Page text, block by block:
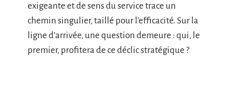
exigeante et de sens du service trace un
chemin singulier, taillé pour l’efficacité. Sur la
ligne d’arrivée, une question demeure : qui, le
premier, profitera de ce déclic stratégique ?